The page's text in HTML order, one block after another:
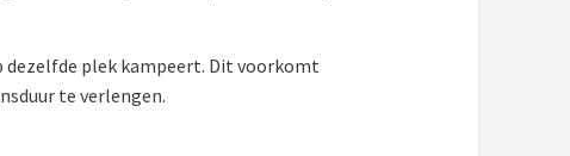
dezelfde plek kampeert. Dit voorkomt
te verlengen.